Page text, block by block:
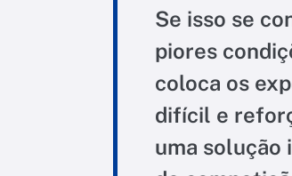
Se isso se
piores
coloca os
difícil e
uma solução